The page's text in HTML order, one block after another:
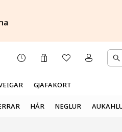
Karfa ÓskalistiMínar
GJAFAKORT
HÁR NEGLUR